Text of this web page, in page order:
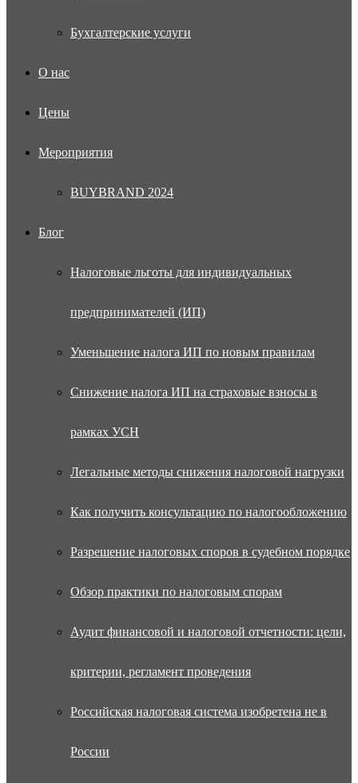
Бухгалтерские услуги
О нас
Цены
Мероприятия
BUYBRAND 2024
Блог
Налоговые льготы для индивидуальных
предпринимателей (ИП)
Уменьшение налога ИП по новым правилам
Снижение налога ИП на страховые взносы в
рамках УСН
Легальные методы снижения налоговой нагрузки
Как получить консультацию по налогообложению
Разрешение налоговых споров в судебном порядке
Обзор практики по налоговым спорам
Аудит финансовой и налоговой отчетности: цели,
критерии, регламент проведения
Российская налоговая система изобретена не в
России